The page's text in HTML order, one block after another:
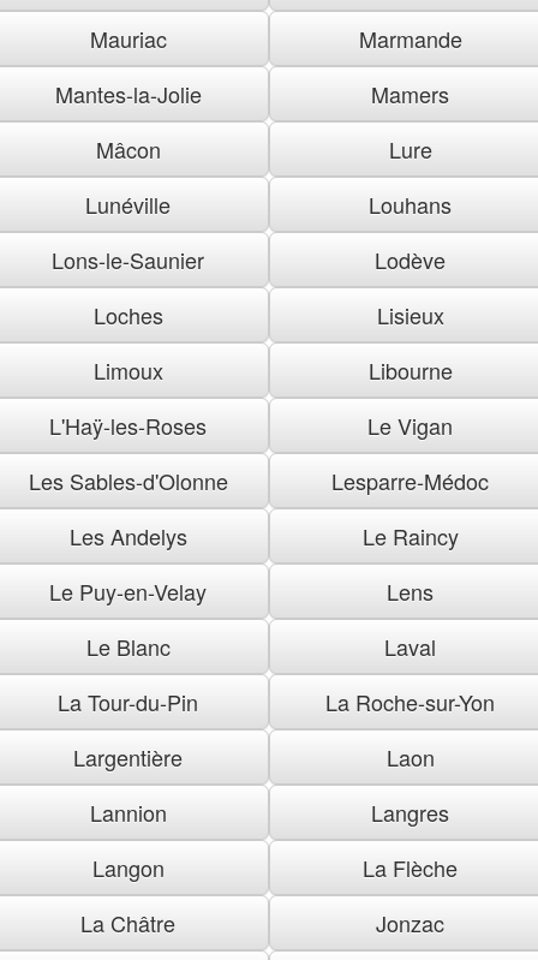
Mauriac
Marmande
Mantes-la-Jolie
Mamers
Mâcon
Lure
Lunéville
Louhans
Lons-le-Saunier
Lodève
Loches
Lisieux
Limoux
Libourne
L'Haÿ-les-Roses
Le Vigan
Les Sables-d'Olonne
Lesparre-Médoc
Les Andelys
Le Raincy
Le Puy-en-Velay
Lens
Le Blanc
Laval
La Tour-du-Pin
La Roche-sur-Yon
Largentière
Laon
Lannion
Langres
Langon
La Flèche
La Châtre
Jonzac